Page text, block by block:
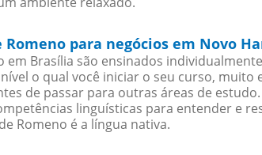
para negócios em Novo
em Brasília são ensinados
o qual você iniciar o seu curso,
de passar para outras áreas de
linguísticas para entender e
Romeno é a língua nativa.